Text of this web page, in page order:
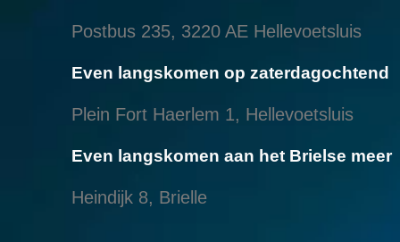
Postbus 235, 3220 AE Hellevoetsluis
Even langskomen op zaterdagochtend
Plein Fort Haerlem 1, Hellevoetsluis
Even langskomen aan het Brielse meer
Heindijk 8, Brielle